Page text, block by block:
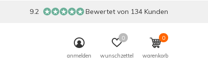
anmelden wunschzettel
0
warenkorb
0
9.2 Bewertet von 134 Kunden